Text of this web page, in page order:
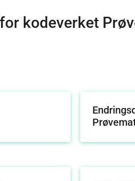
kodeverket